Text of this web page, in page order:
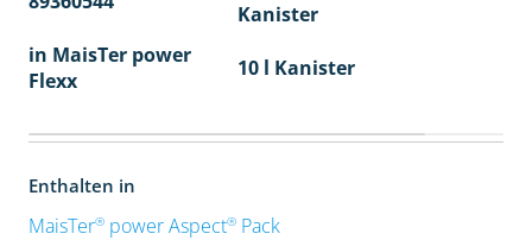
Kanister
in MaisTer power
Flexx
10 l Kanister
Enthalten in
MaisTer®power Aspect®Pack